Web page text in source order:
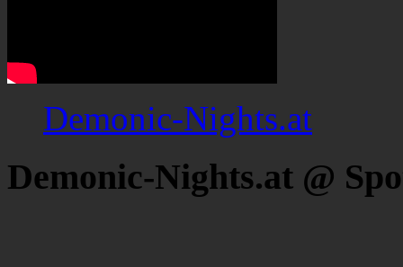
Demonic-Nights.at
Demonic-Nights.at @